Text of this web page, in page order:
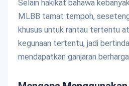
Selain hakikat bahawa
MLBB tamat tempoh,
khusus untuk rantau tertentu
kegunaan tertentu, jadi
mendapatkan ganjaran